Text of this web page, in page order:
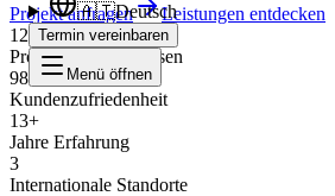
🇦🇹Deutsch
Termin vereinbaren
Menü öffnen
Projekt anfragen
Leistungen entdecken
120+
Projekte abgeschlossen
98%
Kundenzufriedenheit
13+
Jahre Erfahrung
3
Internationale Standorte